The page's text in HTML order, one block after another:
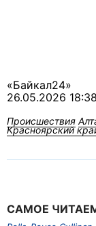
«Байкал24»
26.05.2026 18:38
Происшествия
Красноярский
САМОЕ